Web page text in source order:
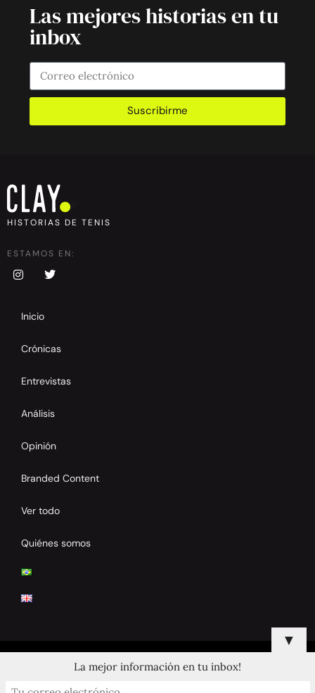
Las mejores historias en tu
inbox
Suscribirme
HISTORIAS DE TENIS
ESTAMOS EN:
Inicio
Crónicas
Entrevistas
Análisis
Opinión
Branded Content
Ver todo
Quiénes somos
© 2024 Copyrights by Clay Tennis. All Rights Reserved.
▼
La mejor información en tu inbox!